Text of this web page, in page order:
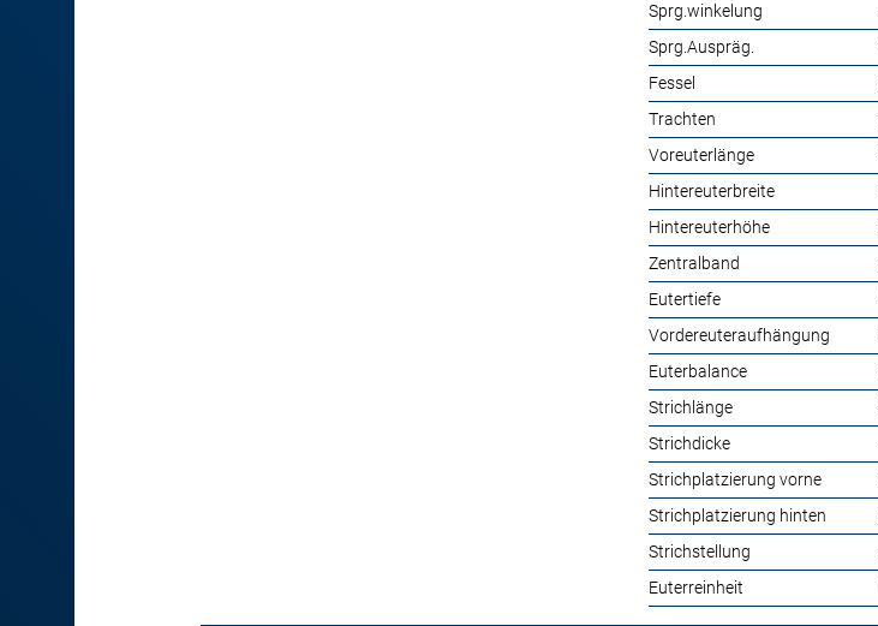
Sprg.winkelung
Sprg.Auspräg.
Fessel
Trachten
Voreuterlänge
Hintereuterbreite
Hintereuterhöhe
Zentralband
Eutertiefe
Vordereuteraufhängung
Euterbalance
Strichlänge
Strichdicke
Strichplatzierung vorne
Strichplatzierung hinten
Strichstellung
Euterreinheit